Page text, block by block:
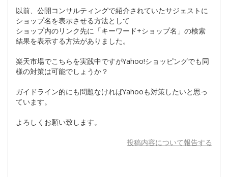
以前、公開コンサルティングで紹介されていたサジェストに
ショップ名を表示させる方法として
ショップ内のリンク先に「キーワード+ショップ名」の検索
結果を表示する方法がありました。
楽天市場でこちらを実践中ですがYahoo!ショッピングでも同
様の対策は可能でしょうか？
ガイドライン的にも問題なければYahooも対策したいと思っ
ています。
よろしくお願い致します。
投稿内容について報告する